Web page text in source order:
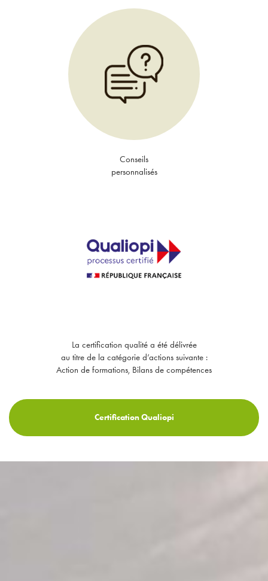
Conseils
personnalisés
La certification qualité a été délivrée
au titre de la catégorie d’actions suivante :
Action de formations, Bilans de compétences
Certification Qualiopi